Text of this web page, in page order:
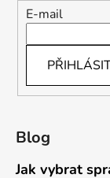
E-mail
Blog
Jak vybrat